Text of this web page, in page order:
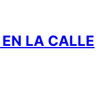
LA CALLE